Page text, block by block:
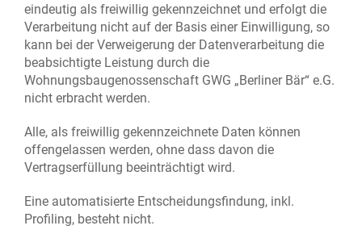
eindeutig als freiwillig gekennzeichnet und erfolgt die
Verarbeitung nicht auf der Basis einer Einwilligung, so
kann bei der Verweigerung der Datenverarbeitung die
beabsichtigte Leistung durch die
Wohnungsbaugenossenschaft GWG „Berliner Bär“ e.G.
nicht erbracht werden.
Alle, als freiwillig gekennzeichnete Daten können
offengelassen werden, ohne dass davon die
Vertragserfüllung beeinträchtigt wird.
Eine automatisierte Entscheidungsfindung, inkl.
Profiling, besteht nicht.